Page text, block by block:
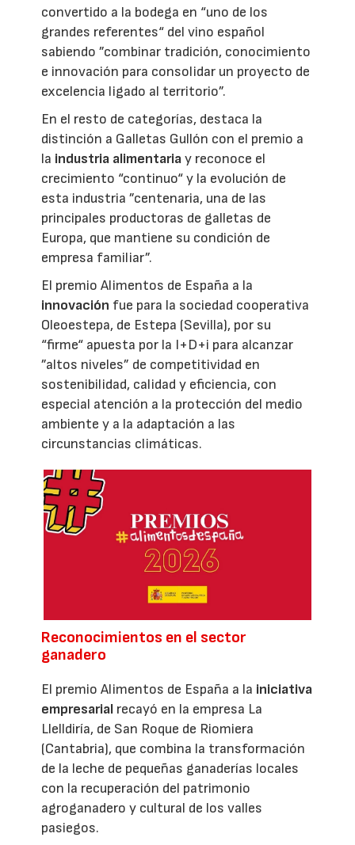
convertido a la bodega en “uno de los
grandes referentes“ del vino español
sabiendo ”combinar tradición, conocimiento
e innovación para consolidar un proyecto de
excelencia ligado al territorio”.
En el resto de categorías, destaca la
distinción a Galletas Gullón con el premio a
la industria alimentariay reconoce el
crecimiento “continuo“ y la evolución de
esta industria ”centenaria, una de las
principales productoras de galletas de
Europa, que mantiene su condición de
empresa familiar”.
El premio Alimentos de España a la
innovación fue para la sociedad cooperativa
Oleoestepa, de Estepa (Sevilla), por su
“firme“ apuesta por la I+D+i para alcanzar
”altos niveles” de competitividad en
sostenibilidad, calidad y eficiencia, con
especial atención a la protección del medio
ambiente y a la adaptación a las
circunstancias climáticas.
Reconocimientos en el sector
ganadero
El premio Alimentos de España a la iniciativa
empresarial recayó en la empresa La
Llelldiría, de San Roque de Riomiera
(Cantabria), que combina la transformación
de la leche de pequeñas ganaderías locales
con la recuperación del patrimonio
agroganadero y cultural de los valles
pasiegos.